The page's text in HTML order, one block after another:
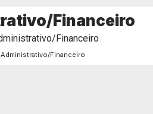
Financeiro
Administrativo/Financeiro